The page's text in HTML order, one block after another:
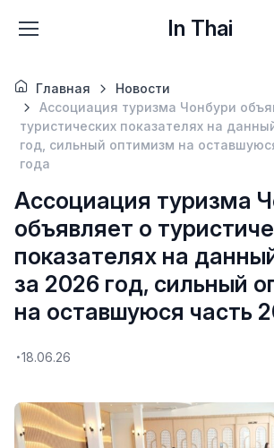
In Thai
Главная
Новости
Ассоциация туризма Чонбури
туристических показателях на
год, сильный оптимизм на
года
Ассоциация туризма
объявляет о
показателях на
за 2026 год, сильный
на оставшуюся часть
18.06.26